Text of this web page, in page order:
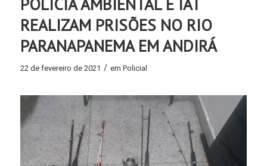
POLÍCIA AMBIENTAL E IAT
REALIZAM PRISÕES NO RIO
PARANAPANEMA EM ANDIRÁ
22 de fevereiro de 2021 / em Policial